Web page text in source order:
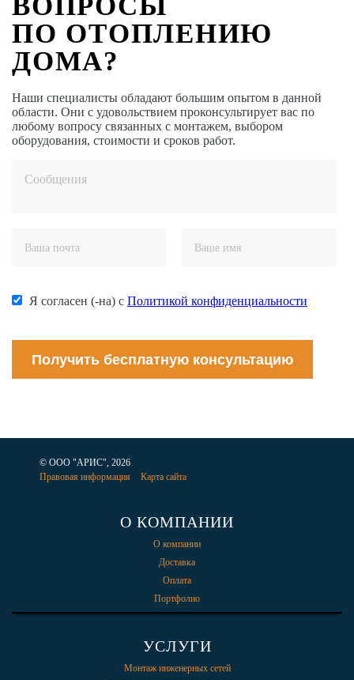
ПО ОТОПЛЕНИЮ
ДОМА?
Наши специалисты обладают большим опытом в данной
области. Они с удовольствием проконсультирует вас по
любому вопросу связанных с монтажем, выбором
оборудования, стоимости и сроков работ.
Я согласен (-на) с Политикой конфиденциальности
Получить бесплатную консультацию
© ООО "АРИС", 2026
Правовая информация
Карта сайта
О КОМПАНИИ
О компании
Доставка
Оплата
Портфолио
УСЛУГИ
Монтаж инженерных сетей